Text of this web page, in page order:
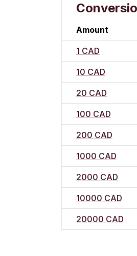
Amount
1 CAD
10 CAD
20 CAD
100 CAD
200 CAD
1000 CAD
2000 CAD
10000 CAD
20000 CAD